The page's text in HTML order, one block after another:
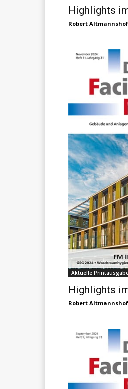
Highlights
Robert
Aktuelle Printausgabe
Highlights
Robert